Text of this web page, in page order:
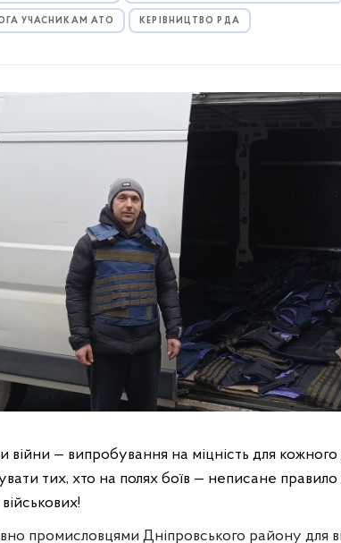
УЧАСНИКАМ АТО КЕРІВНИЦТВО РДА
війни — випробування на міцність для кожного
тих, хто на полях боїв — неписане
промисловцями Дніпровського району для